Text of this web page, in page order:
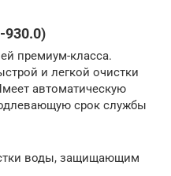
930.0)
премиум-класса.
и легкой очистки
автоматическую
срок службы
воды, защищающим